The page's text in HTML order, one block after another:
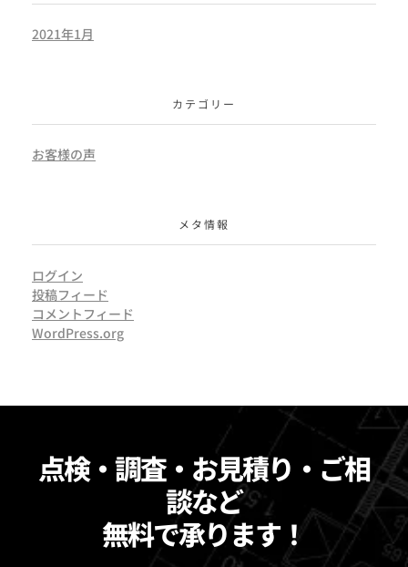
2021年1月
カテゴリー
お客様の声
メタ情報
ログイン
投稿フィード
コメントフィード
WordPress.org
点検・調査・お見積り・ご相
談など
無料で承ります！